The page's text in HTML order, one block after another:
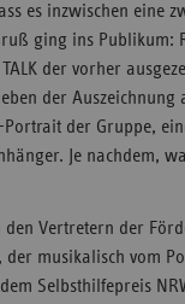
es inzwischen eine
ging ins Publikum:
der vorher
der Auszeichnung
der Gruppe,
Je nachdem,
Vertretern der
musikalisch vom
Selbsthilfepreis